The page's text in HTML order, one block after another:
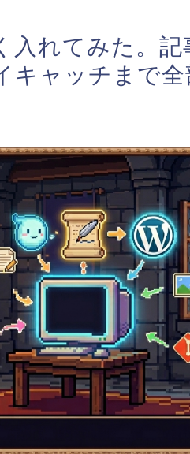
入れてみた。記
キャッチまで全